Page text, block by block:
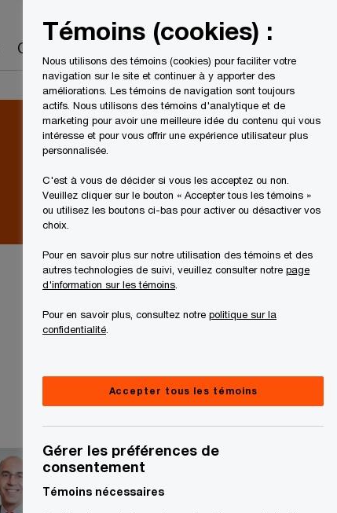
Carrières Recherche
James Capobianco
Premier directeur, Vancouver,
Témoins (cookies) :
Nous utilisons des témoins (cookies) pour faciliter votre
navigation sur le site et continuer à y apporter des
améliorations. Les témoins de navigation sont toujours
actifs. Nous utilisons des témoins d'analytique et de
marketing pour avoir une meilleure idée du contenu qui vous
intéresse et pour vous offrir une expérience utilisateur plus
personnalisée.
C'est à vous de décider si vous les acceptez ou non.
Veuillez cliquer sur le bouton « Accepter tous les témoins »
ou utilisez les boutons ci-bas pour activer ou désactiver vos
choix.
Pour en savoir plus sur notre utilisation des témoins et des
autres technologies de suivi, veuillez consulter notre page
d'information sur les témoins
Pour en savoir plus, consultez notre politique sur la
confidentialité
Accepter tous les témoins
Gérer les préférences de
consentement
Témoins nécessaires